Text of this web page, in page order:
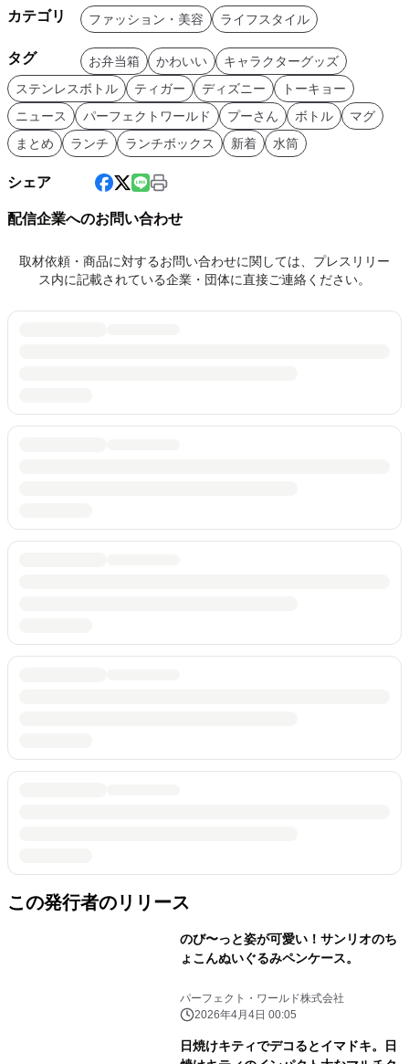
カテゴリ ファッション・美容 ライフスタイル
タグ お弁当箱 かわいい
キャラクターグッズ
ステンレスボトル
ティガー ディズニー
トーキョー
ニュース
パーフェクトワールド プーさん ボトル
マグ
まとめ
ランチ ランチボックス 新着 水筒
シェア
配信企業へのお問い合わせ
取材依頼・商品に対するお問い合わせに関しては、プレスリリー
ス内に記載されている企業・団体に直接ご連絡ください。
この発行者のリリース
のび〜っと姿が可愛い！サンリオのち
ょこんぬいぐるみペンケース。
パーフェクト・ワールド株式会社
2026年4月4日 00:05
日焼けキティでデコるとイマドキ。日